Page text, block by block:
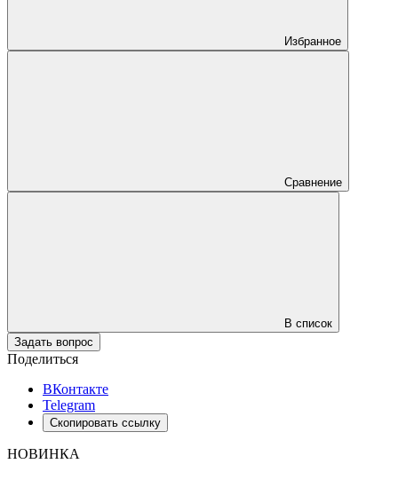
Избранное
Сравнение
В список
Задать вопрос
Поделиться
ВКонтакте
Telegram
Скопировать ссылку
НОВИНКА